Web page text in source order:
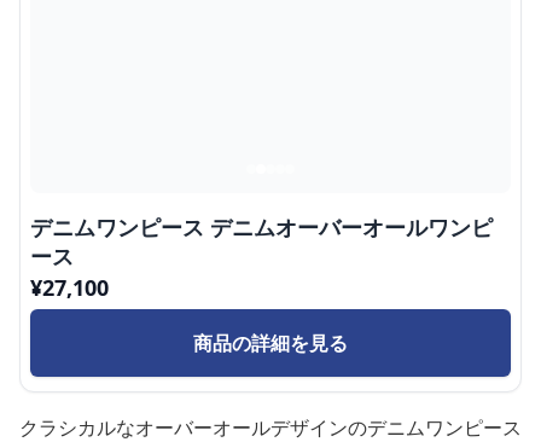
デニムワンピース デニムオーバーオールワンピ
ース
¥27,100
商品の詳細を見る
クラシカルなオーバーオールデザインのデニムワンピース